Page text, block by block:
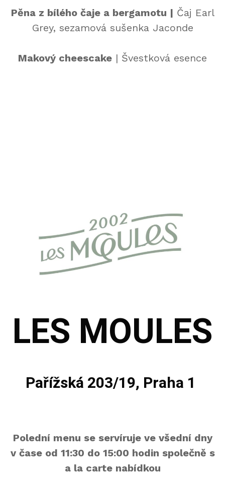
Pěna z bílého čaje a bergamotu | Čaj Earl
Grey, sezamová sušenka Jaconde
Makový cheescake | Švestková esence
LES MOULES
Pařížská 203/19, Praha 1
Polední menu se servíruje ve všední dny
v čase od 11:30 do 15:00 hodin společně s
a la carte nabídkou